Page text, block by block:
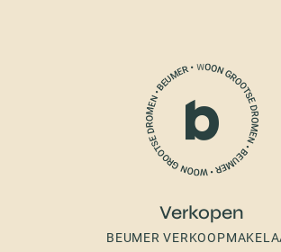
Verkopen
BEUMER